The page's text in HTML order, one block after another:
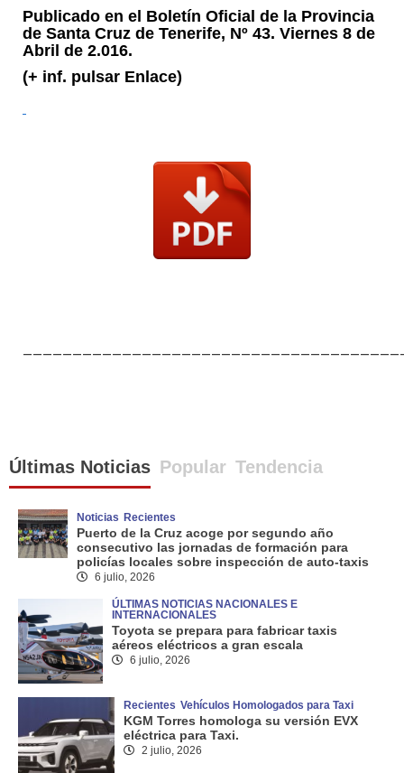
Publicado en el Boletín Oficial de la Provincia
de Santa Cruz de Tenerife, Nº 43. Viernes 8 de
Abril de 2.016.
(+ inf. pulsar Enlace)
Últimas Noticias Popular Tendencia
Noticias Recientes
Puerto de la Cruz acoge por segundo año
consecutivo las jornadas de formación para
policías locales sobre inspección de auto-taxis
6 julio, 2026
ÚLTIMAS NOTICIAS NACIONALES E
INTERNACIONALES
Toyota se prepara para fabricar taxis
aéreos eléctricos a gran escala
6 julio, 2026
Recientes Vehículos Homologados para Taxi
KGM Torres homologa su versión EVX
eléctrica para Taxi.
2 julio, 2026